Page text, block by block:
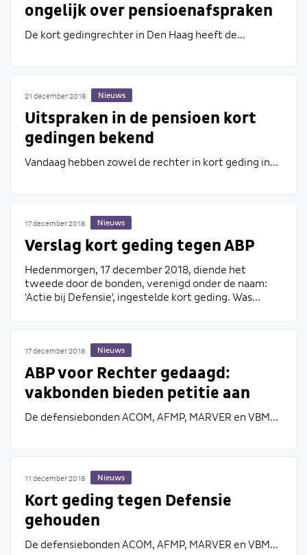
ongelijk over pensioenafspraken
De kort gedingrechter in Den Haag heeft de...
21 december 2018 Nieuws
Uitspraken in de pensioen kort
gedingen bekend
Vandaag hebben zowel de rechter in kort geding in...
17 december 2018 Nieuws
Verslag kort geding tegen ABP
Hedenmorgen, 17 december 2018, diende het
tweede door de bonden, verenigd onder de naam:
'Actie bij Defensie', ingestelde kort geding. Was...
17 december 2018 Nieuws
ABP voor Rechter gedaagd:
vakbonden bieden petitie aan
De defensiebonden ACOM, AFMP, MARVER en VBM...
11 december 2018 Nieuws
Kort geding tegen Defensie
gehouden
De defensiebonden ACOM, AFMP, MARVER en VBM...